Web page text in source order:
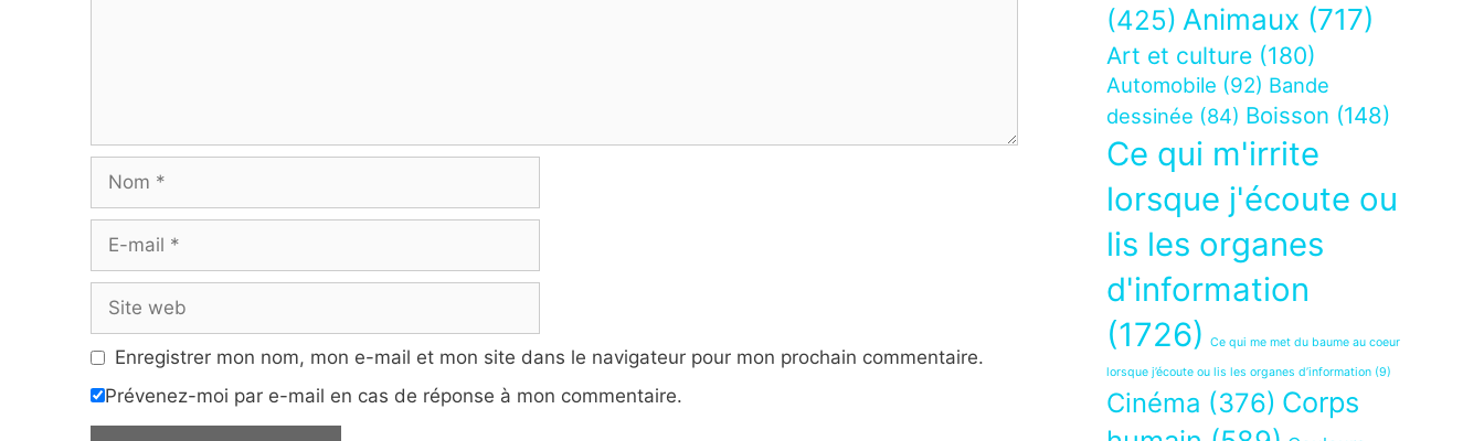
mail
web
Enregistrer mon nom, mon e-mail et mon site dans le navigateur pour mon prochain commentaire.
Prévenez-moi par e-mail en cas de réponse à mon commentaire.
(425) Animaux (717)
Art et culture (180)
Automobile (92) Bande
dessinée (84) Boisson (148)
Ce qui m'irrite
lorsque j'écoute ou
lis les organes
d'information
(1726)
Ce qui me met du baume au coeur
lorsque j’écoute ou lis les organes d’information (9)
Cinéma (376) Corps